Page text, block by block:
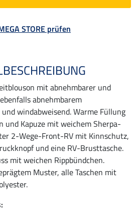
STORE prüfen
mit abnehmbarer und
abnehmbarem
windabweisend. Warme Füllung
und Kapuze mit weichem Sherpa-
2-Wege-Front-RV mit Kinnschutz,
und eine RV-Brusttasche.
mit weichen Rippbündchen.
Muster, alle Taschen mit